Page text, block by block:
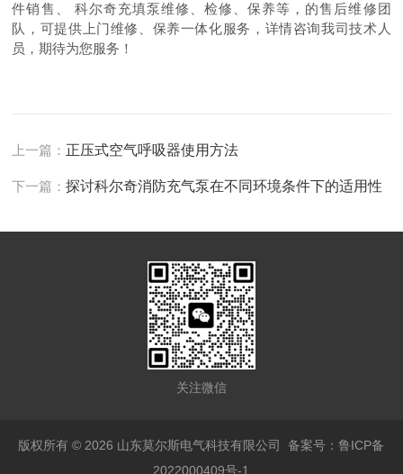
件销售、 科尔奇充填泵维修、检修、保养等，的售后维修团
队，可提供上门维修、保养一体化服务，详情咨询我司技术人
员，期待为您服务！
上一篇： 正压式空气呼吸器使用方法
下一篇：探讨科尔奇消防充气泵在不同环境条件下的适用性
关注微信
版权所有 © 2026 山东莫尔斯电气科技有限公司备案号：鲁ICP备
2022000409号-1